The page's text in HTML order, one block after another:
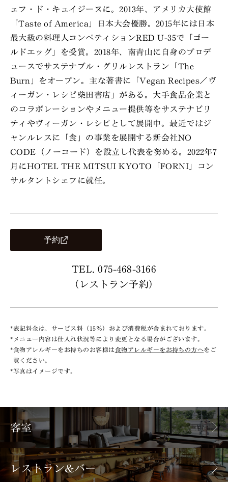
ェフ・ド・キュイジーヌに。2013年、アメリカ大使館
「Taste of America」日本大会優勝。2015年には日本
最大級の料理人コンペティションRED U-35で「ゴー
ルドエッグ」を受賞。2018年、南青山に自身のプロデ
ュースでサステナブル・グリルレストラン「The
Burn」をオープン。主な著書に「Vegan Recipes／ヴ
ィーガン・レシピ柴田書店」がある。大手食品企業と
のコラボレーションやメニュー提供等をサステナビリ
ティやヴィーガン・レシピとして展開中。最近ではジ
ャンルレスに「食」の事業を展開する新会社NO
CODE（ノーコード）を設立し代表を努める。2022年7
月にHOTEL THE MITSUI KYOTO「FORNI」コン
サルタントシェフに就任。
予約
TEL. 075-468-3166
（レストラン予約）
*表記料金は、サービス料（15％）および消費税が含まれております。
* メニュー内容は仕入れ状況等により変更となる場合がございます。
*食物アレルギーをお持ちのお客様は食物アレルギーをお持ちの方へをご
覧ください。
*写真はイメージです。
客室
レストラン&バー